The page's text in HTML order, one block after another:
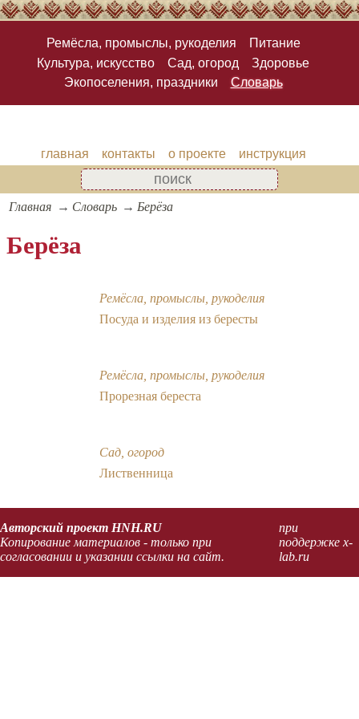
Ремёсла, промыслы, рукоделия
Питание
Культура, искусство
Сад, огород
Здоровье
Экопоселения, праздники
Словарь
главная контакты о проекте инструкция
Главная Словарь Берёза
Берёза
Ремёсла, промыслы, рукоделия
Посуда и изделия из бересты
Ремёсла, промыслы, рукоделия
Прорезная береста
Сад, огород
Лиственница
Авторский проект HNH.RU
Копирование материалов - только при
согласовании и указании ссылки на сайт.
при
поддержке x-
lab.ru